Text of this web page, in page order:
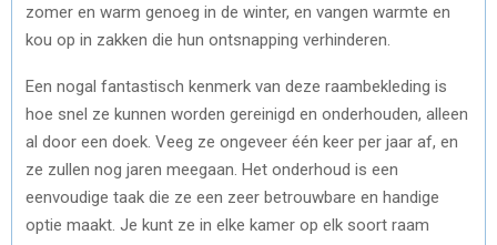
zomer en warm genoeg in de winter, en vangen warmte en
kou op in zakken die hun ontsnapping verhinderen.
Een nogal fantastisch kenmerk van deze raambekleding is
hoe snel ze kunnen worden gereinigd en onderhouden, alleen
al door een doek. Veeg ze ongeveer één keer per jaar af, en
ze zullen nog jaren meegaan. Het onderhoud is een
eenvoudige taak die ze een zeer betrouwbare en handige
optie maakt. Je kunt ze in elke kamer op elk soort raam